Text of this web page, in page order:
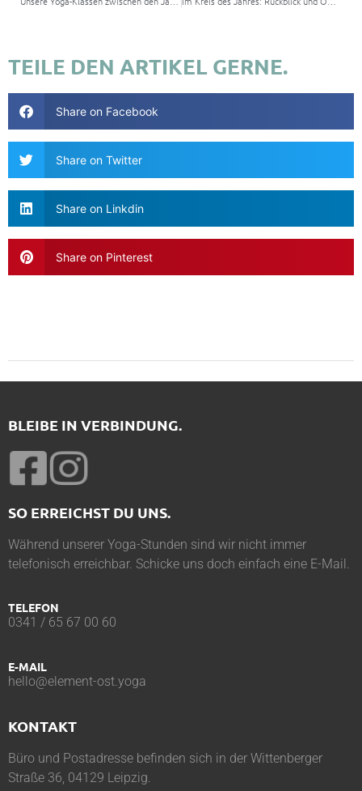
TEILE DEN ARTIKEL GERNE.
Share on Facebook
Share on Twitter
Share on Linkdin
Share on Pinterest
BLEIBE IN VERBINDUNG.
SO ERREICHST DU UNS.
Während unserer Yoga-Stunden sind wir nicht immer
telefonisch erreichbar. Schicke uns doch einfach eine E-Mail.
TELEFON
0341 / 65 67 00 60
E-MAIL
hello@element-ost.yoga
KONTAKT
Büro und Postadresse befinden sich in der Wittenberger
Straße 36, 04129 Leipzig.